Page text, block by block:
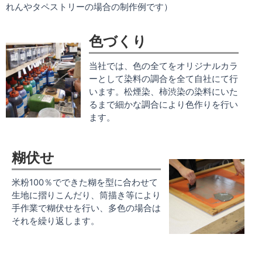
れんやタペストリーの場合の制作例です）
色づくり
当社では、色の全てをオリジナルカラ
ーとして染料の調合を全て自社にて行
います。松煙染、柿渋染の染料にいた
るまで細かな調合により色作りを行い
ます。
糊伏せ
米粉100％でできた糊を型に合わせて
生地に摺りこんだり、筒描き等により
手作業で糊伏せを行い、多色の場合は
それを繰り返します。